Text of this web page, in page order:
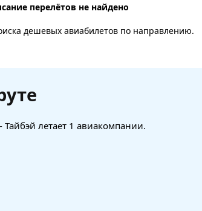
перелётов не найдено
дешевых авиабилетов по направлению.
летает 1 авиакомпании.